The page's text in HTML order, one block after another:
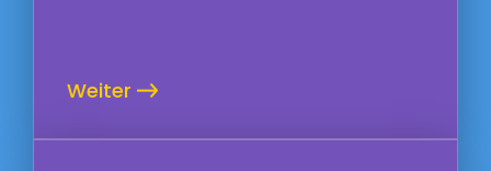
Weiter